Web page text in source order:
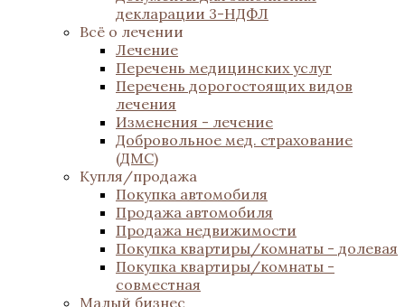
декларации 3-НДФЛ
Всё о лечении
Лечение
Перечень медицинских услуг
Перечень дорогостоящих видов
лечения
Изменения - лечение
Добровольное мед. страхование
(ДМС)
Купля/продажа
Покупка автомобиля
Продажа автомобиля
Продажа недвижимости
Покупка квартиры/комнаты - долевая
Покупка квартиры/комнаты -
совместная
Малый бизнес